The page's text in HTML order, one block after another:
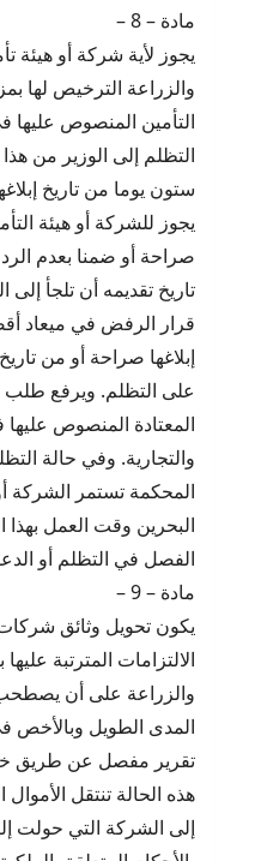
مادة – 8 –
يجوز لأية شركة أو هيئة
والزراعة الترخيص لها
التظلم إلى الوزير من
ستون يوما من تاريخ
يجوز للشركة أو هيئة
صراحة أو ضمنا بعدم
تاريخ تقديمه أن تلجأ إلى
قرار الرفض في ميعاد
إبلاغها صراحة أو من
على التظلم. ويرفع طلب
المعتادة المنصوص عليها
والتجارية. وفي حالة
المحكمة تستمر الشركة
البحرين وقت العمل بهذا
الفصل في التظلم أو
مادة – 9 –
يكون تحويل وثائق
الالتزامات المترتبة
والزراعة على أن
المدى الطويل وبالأخص
تقرير مفصل عن طريق
هذه الحالة تنتقل
إلى الشركة التي حولت